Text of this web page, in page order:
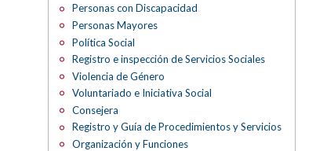
Personas con Discapacidad
Personas Mayores
Política Social
Registro e inspección de Servicios Sociales
Violencia de Género
Voluntariado e Iniciativa Social
Consejera
Registro y Guía de Procedimientos y Servicios
Organización y Funciones